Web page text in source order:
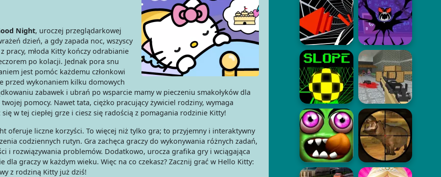
Night, uroczej przeglądarkowej
dzień, a gdy zapada noc, wszyscy
pracy, młoda Kitty kończy odrabianie
po kolacji. Jednak pora snu
jest pomóc każdemu członkowi
przed wykonaniem kilku domowych
zabawek i ubrań po wsparcie mamy w pieczeniu smakołyków dla
pomocy. Nawet tata, ciężko pracujący żywiciel rodziny, wymaga
w tej ciepłej grze i ciesz się radością z pomagania rodzinie Kitty!
oferuje liczne korzyści. To więcej niż tylko gra; to przyjemny i interaktywny
codziennych rutyn. Gra zachęca graczy do wykonywania różnych zadań,
i rozwiązywania problemów. Dodatkowo, urocza grafika gry i wciągająca
dla graczy w każdym wieku. Więc na co czekasz? Zacznij grać w Hello Kitty:
z rodziną Kitty już dziś!